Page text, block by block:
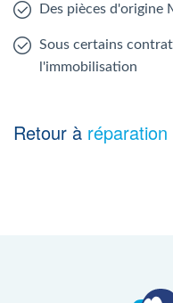
Des pièces d'origine
Sous certains
l'immobilisation
Retour à